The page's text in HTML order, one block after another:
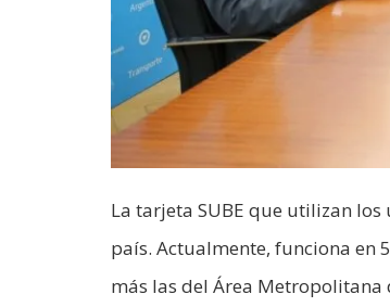
La tarjeta SUBE que utilizan
país. Actualmente, funciona en
más las del Área Metropolitana